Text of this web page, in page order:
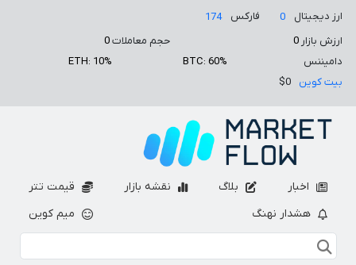
ارز دیجیتال 0 فارکس
174
ارزش بازار0 حجم معاملات0
دامیننس
BTC: 60%
ETH: 10%
بیت کوین
$0
اخبار بلاگ نقشه بازار
قیمت تتر
هشدار نهنگ
میم کوین